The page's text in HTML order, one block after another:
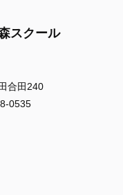
スクール
合田240
0535